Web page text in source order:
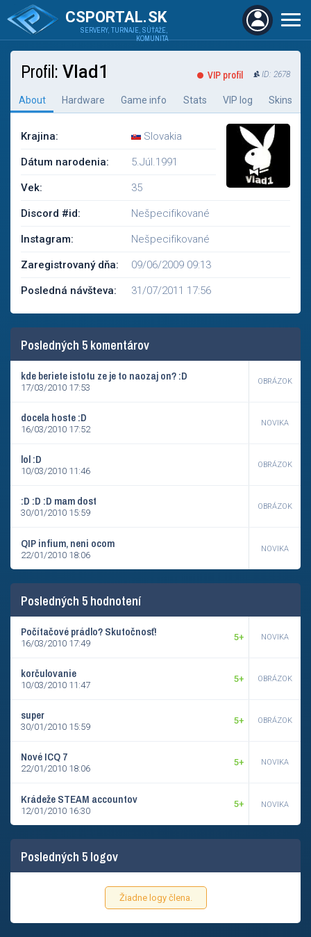
CSPORTAL.SK
SERVERY, TURNAJE, SÚŤAŽE,
KOMUNITA
Profil: Vlad1 VIP profil ID: 2678
About Hardware Game info Stats VIP log Skins
Krajina: Slovakia
Dátum narodenia: 5.Júl.1991
Vek: 35
Discord #id: Nešpecifikované
Instagram: Nešpecifikované
Zaregistrovaný dňa: 09/06/2009 09:13
Posledná návšteva: 31/07/2011 17:56
Posledných 5 komentárov
kde beriete istotu ze je to naozaj on? :D
17/03/2010 17:53
OBRÁZOK
docela hoste :D
16/03/2010 17:52
NOVIKA
lol :D
10/03/2010 11:46
OBRÁZOK
:D :D :D mam dost
30/01/2010 15:59
OBRÁZOK
QIP infium, neni ocom
22/01/2010 18:06
NOVIKA
Posledných 5 hodnotení
Počítačové prádlo? Skutočnosť!
16/03/2010 17:49
5+ NOVIKA
korčulovanie
10/03/2010 11:47
5+ OBRÁZOK
super
30/01/2010 15:59
5+ OBRÁZOK
Nové ICQ 7
22/01/2010 18:06
5+ NOVIKA
Krádeže STEAM accountov
12/01/2010 16:30
5+ NOVIKA
Posledných 5 logov
Žiadne logy člena.